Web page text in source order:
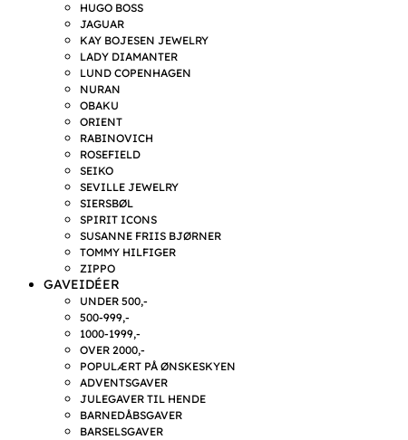
HUGO BOSS
JAGUAR
KAY BOJESEN JEWELRY
LADY DIAMANTER
LUND COPENHAGEN
NURAN
OBAKU
ORIENT
RABINOVICH
ROSEFIELD
SEIKO
SEVILLE JEWELRY
SIERSBØL
SPIRIT ICONS
SUSANNE FRIIS BJØRNER
TOMMY HILFIGER
ZIPPO
GAVEIDÉER
UNDER 500,-
500-999,-
1000-1999,-
OVER 2000,-
POPULÆRT PÅ ØNSKESKYEN
ADVENTSGAVER
JULEGAVER TIL HENDE
BARNEDÅBSGAVER
BARSELSGAVER